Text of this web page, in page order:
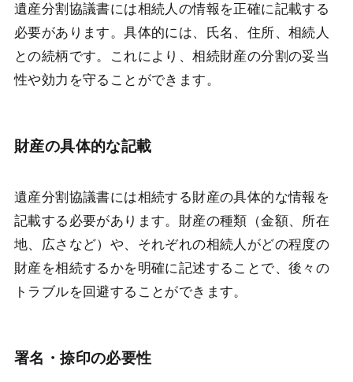
遺産分割協議書には相続人の情報を正確に記載する
必要があります。具体的には、氏名、住所、相続人
との続柄です。これにより、相続財産の分割の妥当
性や効力を守ることができます。
財産の具体的な記載
遺産分割協議書には相続する財産の具体的な情報を
記載する必要があります。財産の種類（金額、所在
地、広さなど）や、それぞれの相続人がどの程度の
財産を相続するかを明確に記述することで、後々の
トラブルを回避することができます。
署名・捺印の必要性